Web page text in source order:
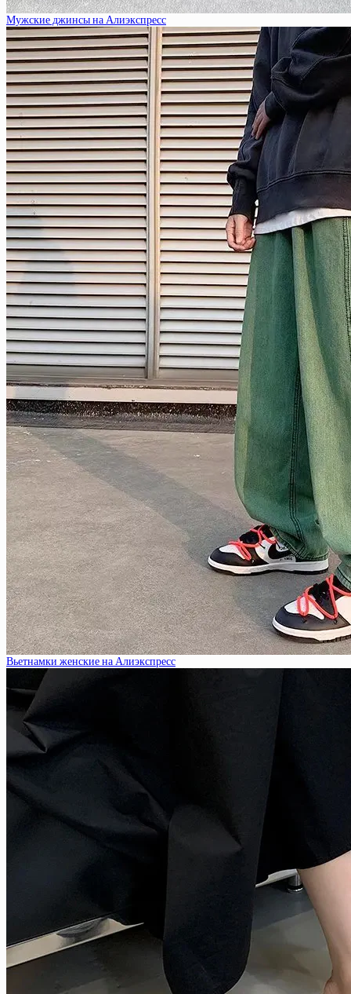
Мужские джинсы на Алиэкспресс
Вьетнамки женские на Алиэкспресс